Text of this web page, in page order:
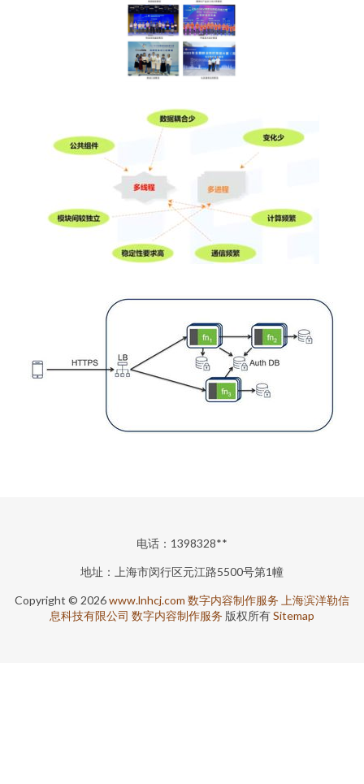
电话：1398328**
地址：上海市闵行区元江路5500号第1幢
Copyright © 2026www.lnhcj.com 数字内容制作服务 上海滨洋勒信
息科技有限公司 数字内容制作服务 版权所有Sitemap